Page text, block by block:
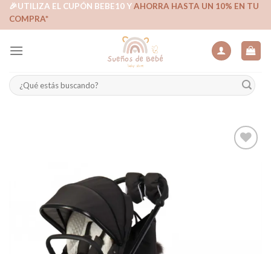
Skip🎉UTILIZA EL CUPÓN BEBE10 YAHORRA HASTA UN 10% EN TU
COMPRA*
Buscar
por: